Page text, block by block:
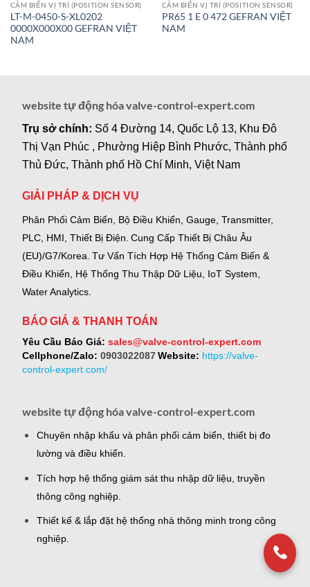
CẢM BIẾN VỊ TRÍ (POSITION SENSOR)
LT-M-0450-S-XL0202
0000X000X00 GEFRAN VIỆT
NAM
CẢM BIẾN VỊ TRÍ (POSITION SENSOR)
PR65 1 E 0 472 GEFRAN VIỆT
NAM
website tự động hóa valve-control-expert.com
Trụ sở chính: Số 4 Đường 14, Quốc Lộ 13, Khu Đô
Thị Vạn Phúc , Phường Hiệp Bình Phước, Thành phố
Thủ Đức, Thành phố Hồ Chí Minh, Việt Nam
GIẢI PHÁP & DỊCH VỤ
Phân Phối Cảm Biến, Bộ Điều Khiển, Gauge, Transmitter,
PLC, HMI, Thiết Bị Điện. Cung Cấp Thiết Bị Châu Âu
(EU)/G7/Korea. Tư Vấn Tích Hợp Hệ Thống Cảm Biến &
Điều Khiển, Hệ Thống Thu Thập Dữ Liệu, IoT System,
Water Analytics.
BÁO GIÁ & THANH TOÁN
Yêu Cầu Báo Giá: sales@valve-control-expert.com
Cellphone/Zalo: 0903022087 Website: https://valve-
control-expert.com/
website tự động hóa valve-control-expert.com
Chuyên nhập khẩu và phân phối cảm biến, thiết bị đo
lường và điều khiển.
Tích hợp hệ thống giám sát thu nhập dữ liệu, truyền
thông công nghiệp.
Thiết kế & lắp đặt hệ thống nhà thông minh trong công
nghiệp.